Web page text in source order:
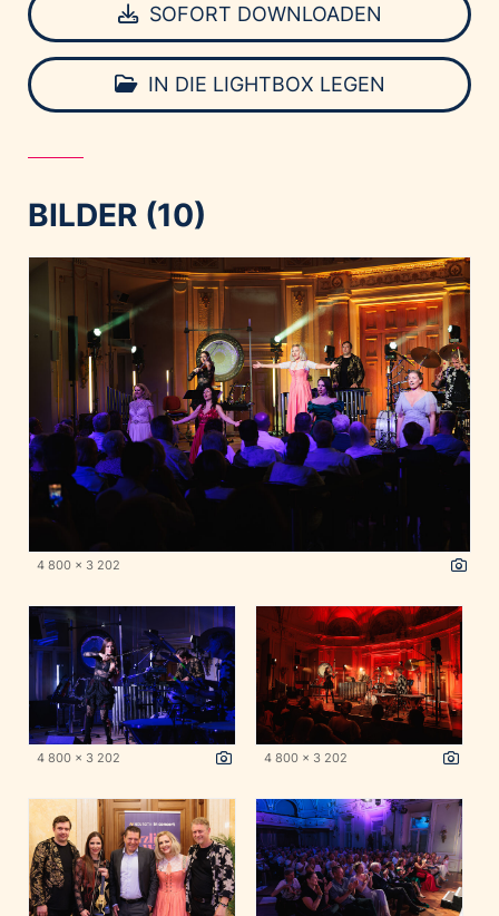
SOFORT DOWNLOADEN
IN DIE LIGHTBOX LEGEN
BILDER (10)
4 800 x 3 202
4 800 x 3 202 4 800 x 3 202